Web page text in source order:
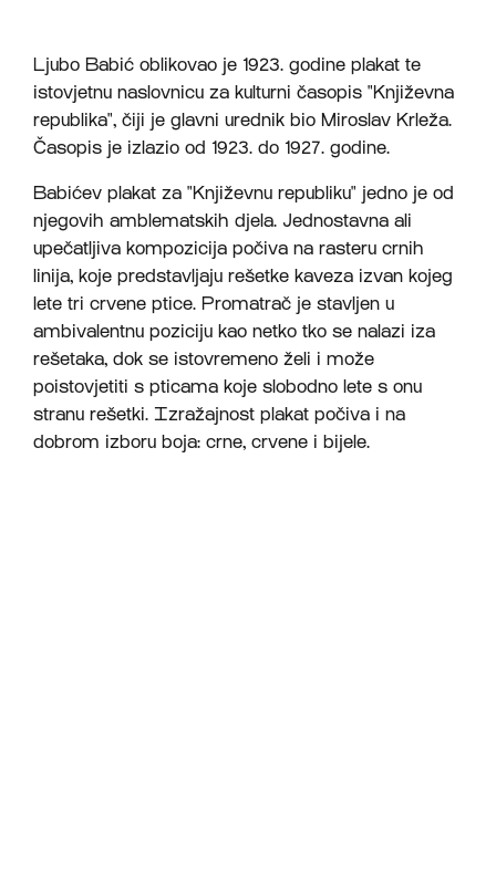
Ljubo Babić oblikovao je 1923. godine plakat te
istovjetnu naslovnicu za kulturni časopis "Književna
republika", čiji je glavni urednik bio Miroslav Krleža.
Časopis je izlazio od 1923. do 1927. godine.
Babićev plakat za "Književnu republiku" jedno je od
njegovih amblematskih djela. Jednostavna ali
upečatljiva kompozicija počiva na rasteru crnih
linija, koje predstavljaju rešetke kaveza izvan kojeg
lete tri crvene ptice. Promatrač je stavljen u
ambivalentnu poziciju kao netko tko se nalazi iza
rešetaka, dok se istovremeno želi i može
poistovjetiti s pticama koje slobodno lete s onu
stranu rešetki. Izražajnost plakat počiva i na
dobrom izboru boja: crne, crvene i bijele.